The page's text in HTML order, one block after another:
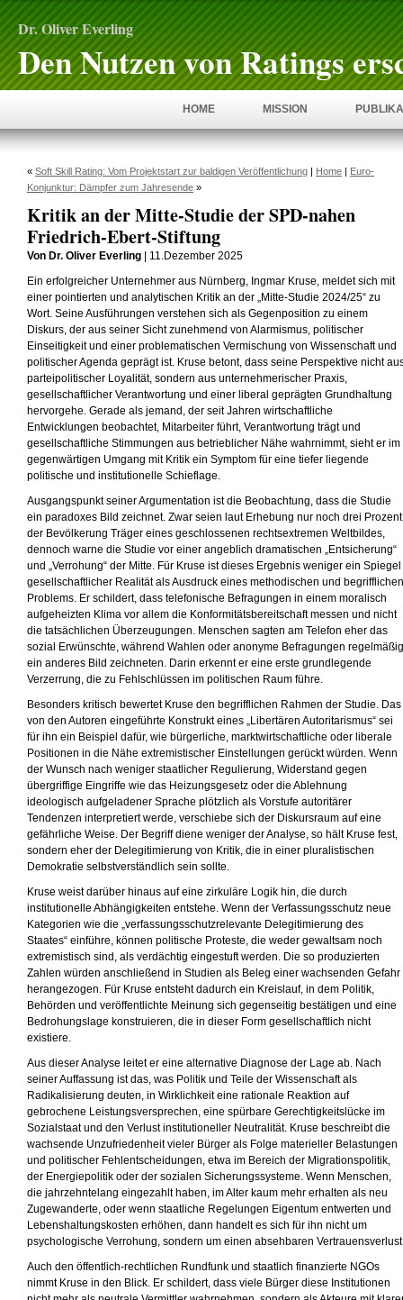
Dr. Oliver Everling
Den Nutzen von Ratings
HOME MISSION
« Soft Skill Rating: Vom Projektstart zur baldigen Veröffentlichung | Home | Euro-
Konjunktur: Dämpfer zum Jahresende »
Kritik an der Mitte-Studie der SPD-nahen
Friedrich-Ebert-Stiftung
Von Dr. Oliver Everling | 11.Dezember 2025
Ein erfolgreicher Unternehmer aus Nürnberg, Ingmar Kruse, meldet sich mit
einer pointierten und analytischen Kritik an der „Mitte-Studie 2024/25“ zu
Wort. Seine Ausführungen verstehen sich als Gegenposition zu einem
Diskurs, der aus seiner Sicht zunehmend von Alarmismus, politischer
Einseitigkeit und einer problematischen Vermischung von Wissenschaft und
politischer Agenda geprägt ist. Kruse betont, dass seine Perspektive nicht
parteipolitischer Loyalität, sondern aus unternehmerischer Praxis,
gesellschaftlicher Verantwortung und einer liberal geprägten Grundhaltung
hervorgehe. Gerade als jemand, der seit Jahren wirtschaftliche
Entwicklungen beobachtet, Mitarbeiter führt, Verantwortung trägt und
gesellschaftliche Stimmungen aus betrieblicher Nähe wahrnimmt, sieht er im
gegenwärtigen Umgang mit Kritik ein Symptom für eine tiefer liegende
politische und institutionelle Schieflage.
Ausgangspunkt seiner Argumentation ist die Beobachtung, dass die Studie
ein paradoxes Bild zeichnet. Zwar seien laut Erhebung nur noch drei Prozent
der Bevölkerung Träger eines geschlossenen rechtsextremen Weltbildes,
dennoch warne die Studie vor einer angeblich dramatischen „Entsicherung“
und „Verrohung“ der Mitte. Für Kruse ist dieses Ergebnis weniger ein Spiegel
gesellschaftlicher Realität als Ausdruck eines methodischen und begrifflichen
Problems. Er schildert, dass telefonische Befragungen in einem moralisch
aufgeheizten Klima vor allem die Konformitätsbereitschaft messen und nicht
die tatsächlichen Überzeugungen. Menschen sagten am Telefon eher das
sozial Erwünschte, während Wahlen oder anonyme Befragungen regelmäßig
ein anderes Bild zeichneten. Darin erkennt er eine erste grundlegende
Verzerrung, die zu Fehlschlüssen im politischen Raum führe.
Besonders kritisch bewertet Kruse den begrifflichen Rahmen der Studie. Das
von den Autoren eingeführte Konstrukt eines „Libertären Autoritarismus“ sei
für ihn ein Beispiel dafür, wie bürgerliche, marktwirtschaftliche oder liberale
Positionen in die Nähe extremistischer Einstellungen gerückt würden. Wenn
der Wunsch nach weniger staatlicher Regulierung, Widerstand gegen
übergriffige Eingriffe wie das Heizungsgesetz oder die Ablehnung
ideologisch aufgeladener Sprache plötzlich als Vorstufe autoritärer
Tendenzen interpretiert werde, verschiebe sich der Diskursraum auf eine
gefährliche Weise. Der Begriff diene weniger der Analyse, so hält Kruse fest,
sondern eher der Delegitimierung von Kritik, die in einer pluralistischen
Demokratie selbstverständlich sein sollte.
Kruse weist darüber hinaus auf eine zirkuläre Logik hin, die durch
institutionelle Abhängigkeiten entstehe. Wenn der Verfassungsschutz neue
Kategorien wie die „verfassungsschutzrelevante Delegitimierung des
Staates“ einführe, können politische Proteste, die weder gewaltsam noch
extremistisch sind, als verdächtig eingestuft werden. Die so produzierten
Zahlen würden anschließend in Studien als Beleg einer wachsenden Gefahr
herangezogen. Für Kruse entsteht dadurch ein Kreislauf, in dem Politik,
Behörden und veröffentlichte Meinung sich gegenseitig bestätigen und eine
Bedrohungslage konstruieren, die in dieser Form gesellschaftlich nicht
existiere.
Aus dieser Analyse leitet er eine alternative Diagnose der Lage ab. Nach
seiner Auffassung ist das, was Politik und Teile der Wissenschaft als
Radikalisierung deuten, in Wirklichkeit eine rationale Reaktion auf
gebrochene Leistungsversprechen, eine spürbare Gerechtigkeitslücke im
Sozialstaat und den Verlust institutioneller Neutralität. Kruse beschreibt die
wachsende Unzufriedenheit vieler Bürger als Folge materieller Belastungen
und politischer Fehlentscheidungen, etwa im Bereich der Migrationspolitik,
der Energiepolitik oder der sozialen Sicherungssysteme. Wenn Menschen,
die jahrzehntelang eingezahlt haben, im Alter kaum mehr erhalten als neu
Zugewanderte, oder wenn staatliche Regelungen Eigentum entwerten und
Lebenshaltungskosten erhöhen, dann handelt es sich für ihn nicht um
psychologische Verrohung, sondern um einen absehbaren
Auch den öffentlich-rechtlichen Rundfunk und staatlich finanzierte NGOs
nimmt Kruse in den Blick. Er schildert, dass viele Bürger diese Institutionen